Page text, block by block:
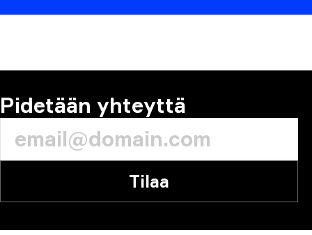
Pidetään yhteyttä
Tilaa